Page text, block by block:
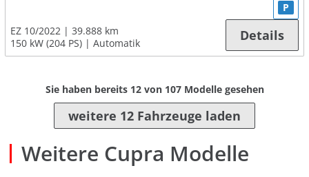
EZ 10/2022
39.888 km
150 kW (204 PS)
Automatik
P
Details
Sie haben bereits 12von 107Modelle gesehen
weitere 12 Fahrzeuge laden
Weitere Cupra Modelle